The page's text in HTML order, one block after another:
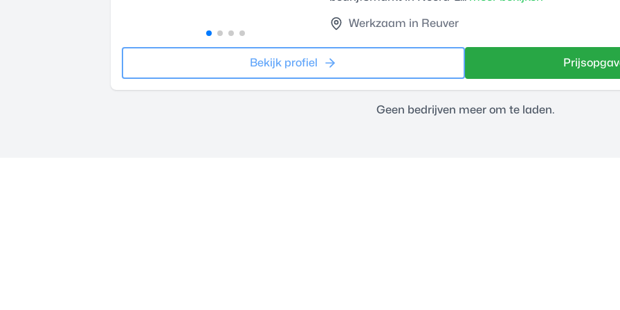
Werkzaam in Reuver
Bekijk profiel
Geen bedrijven meer om te laden.